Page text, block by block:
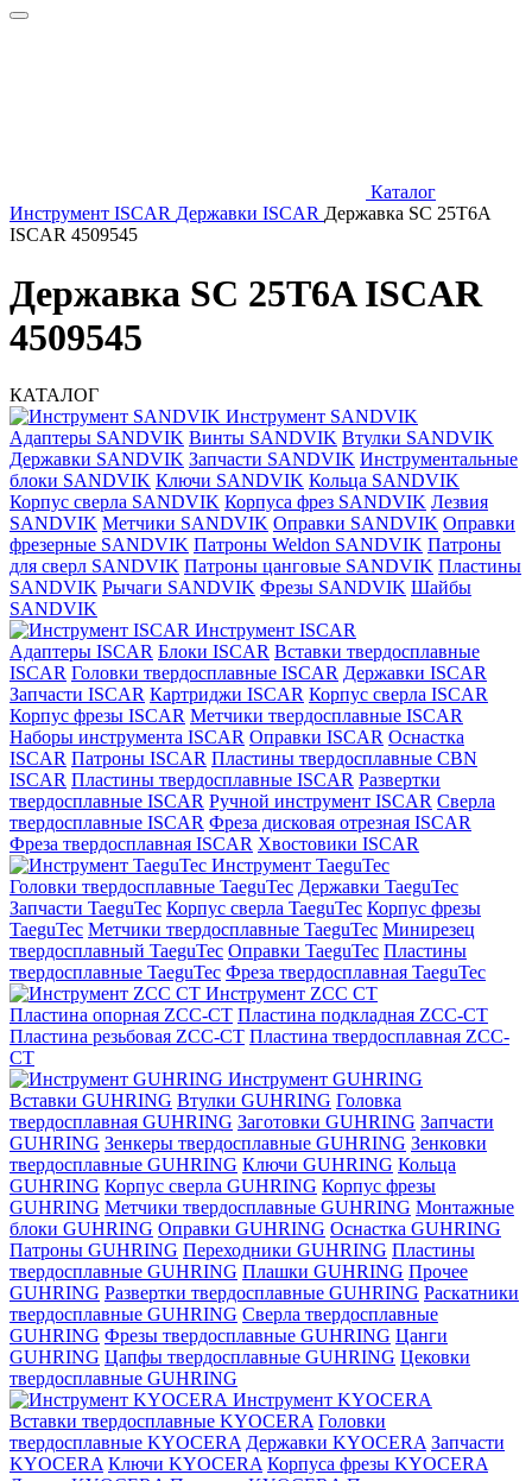
Каталог
Инструмент ISCAR Державки ISCAR Державка SC 25T6A
ISCAR 4509545
Державка SC 25T6A ISCAR
4509545
КАТАЛОГ
Инструмент SANDVIK
Адаптеры SANDVIK Винты SANDVIK Втулки SANDVIK
Державки SANDVIK Запчасти SANDVIK Инструментальные
блоки SANDVIK Ключи SANDVIK Кольца SANDVIK
Корпус сверла SANDVIK Корпуса фрез SANDVIK Лезвия
SANDVIK Метчики SANDVIK Оправки SANDVIK Оправки
фрезерные SANDVIK Патроны Weldon SANDVIK Патроны
для сверл SANDVIK Патроны цанговые SANDVIK Пластины
SANDVIK Рычаги SANDVIK Фрезы SANDVIK Шайбы
SANDVIK
Инструмент ISCAR
Адаптеры ISCAR Блоки ISCAR Вставки твердосплавные
ISCAR Головки твердосплавные ISCAR Державки ISCAR
Запчасти ISCAR Картриджи ISCAR Корпус сверла ISCAR
Корпус фрезы ISCAR Метчики твердосплавные ISCAR
Наборы инструмента ISCAR Оправки ISCAR Оснастка
ISCAR Патроны ISCAR Пластины твердосплавные CBN
ISCAR Пластины твердосплавные ISCAR Развертки
твердосплавные ISCAR Ручной инструмент ISCAR Сверла
твердосплавные ISCAR Фреза дисковая отрезная ISCAR
Фреза твердосплавная ISCAR Хвостовики ISCAR
Инструмент TaeguTec
Головки твердосплавные TaeguTec Державки TaeguTec
Запчасти TaeguTec Корпус сверла TaeguTec Корпус фрезы
TaeguTec Метчики твердосплавные TaeguTec Минирезец
твердосплавный TaeguTec Оправки TaeguTec Пластины
твердосплавные TaeguTec Фреза твердосплавная TaeguTec
Инструмент ZCС CT
Пластина опорная ZCC-CT Пластина подкладная ZCC-CT
Пластина резьбовая ZCC-CT Пластина твердосплавная ZCC-
CT
Инструмент GUHRING
Вставки GUHRING Втулки GUHRING Головка
твердосплавная GUHRING Заготовки GUHRING Запчасти
GUHRING Зенкеры твердосплавные GUHRING Зенковки
твердосплавные GUHRING Ключи GUHRING Кольца
GUHRING Корпус сверла GUHRING Корпус фрезы
GUHRING Метчики твердосплавные GUHRING Монтажные
блоки GUHRING Оправки GUHRING Оснастка GUHRING
Патроны GUHRING Переходники GUHRING Пластины
твердосплавные GUHRING Плашки GUHRING Прочее
GUHRING Развертки твердосплавные GUHRING Раскатники
твердосплавные GUHRING Сверла твердосплавные
GUHRING Фрезы твердосплавные GUHRING Цанги
GUHRING Цапфы твердосплавные GUHRING Цековки
твердосплавные GUHRING
Инструмент KYOCERA
Вставки твердосплавные KYOCERA Головки
твердосплавные KYOCERA Державки KYOCERA Запчасти
KYOCERA Ключи KYOCERA Корпуса фрезы KYOCERA